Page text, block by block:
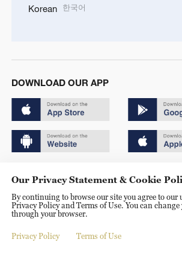
Korean 한국어
DOWNLOAD OUR APP
京ICP备20000184号
京公网安备 11010502050052号
Disinformation report hotline: 010-85061466
Our Privacy Statement & Cookie
By continuing to browse our site you agree to our
Privacy Policy and Terms of Use. You can
through your browser.
Privacy Policy Terms of Use